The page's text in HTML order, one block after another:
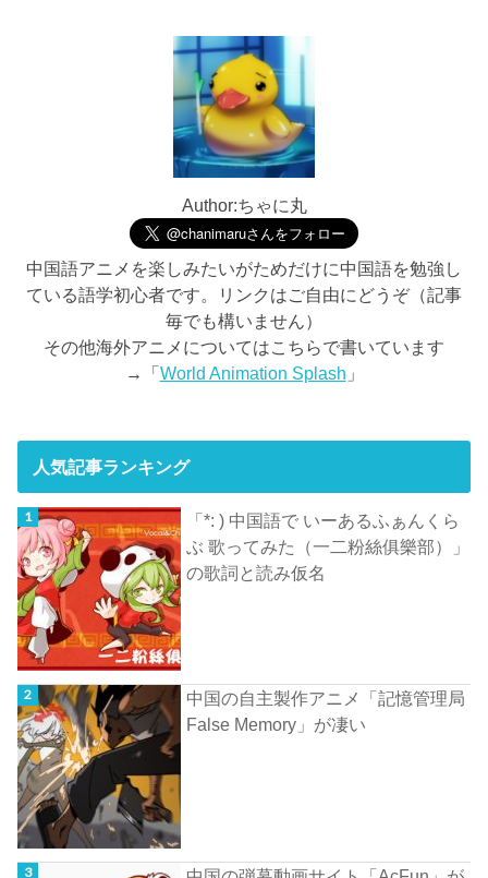
Author:ちゃに丸
中国語アニメを楽しみたいがためだけに中国語を勉強し
ている語学初心者です。リンクはご自由にどうぞ（記事
毎でも構いません）
その他海外アニメについてはこちらで書いています
→「World Animation Splash 」
人気記事ランキング
「*: ) 中国語で いーあるふぁんくら
ぶ 歌ってみた（一二粉絲俱樂部）」
の歌詞と読み仮名
中国の自主製作アニメ「記憶管理局
False Memory」が凄い